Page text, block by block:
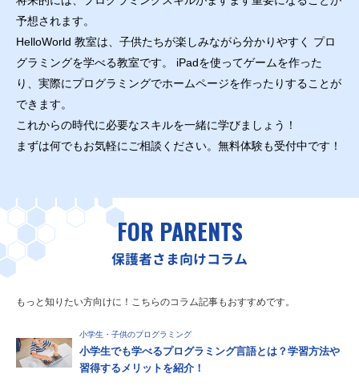
予想されます。
HelloWorld 教室は、子供たちが楽しみながら分かりやすく プロ
グラミングを学べる教室です。 iPadを使ってゲームを作った
り、実際にプログラミングでホームページを作ったりすることが
できます。
これからの時代に必要なスキルを一緒に学びましょう！
まずは何でもお気軽にご相談ください。無料体験も受付中です！
FOR PARENTS
保護者さま向けコラム
もっと知りたい方向けに！こちらのコラム記事もおすすめです。
小学生・子供のプログラミング
小学生でも学べるプログラミング言語とは？学習方法や
習得するメリットを紹介！